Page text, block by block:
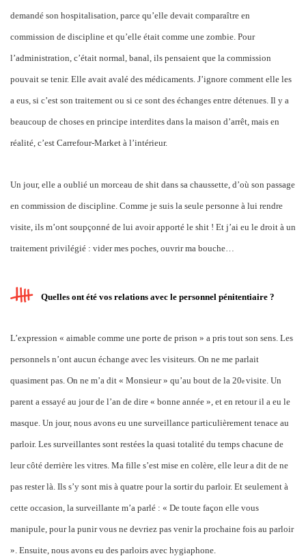
demandé son hospitalisation, parce qu’elle devait comparaître en
commission de discipline et qu’elle était comme une zombie. Pour
l’administration, c’était normal, banal, ils pensaient que la commission
pouvait se tenir. Elle avait avalé des médicaments. J’ignore comment elle les
a eus, si c’est son traitement ou si ce sont des échanges entre détenues. Il y a
beaucoup de choses en principe interdites dans la maison d’arrêt, mais en
réalité, c’est Carrefour-Market à l’intérieur.
Un jour, elle a oublié un morceau de shit dans sa chaussette, d’où son passage
en commission de discipline. Comme je suis la seule personne à lui rendre
visite, ils m’ont soupçonné de lui avoir apporté le shit ! Et j’ai eu le droit à un
traitement privilégié : vider mes poches, ouvrir ma bouche…
Quelles ont été vos relations avec le personnel pénitentiaire ?
L’expression « aimable comme une porte de prison » a pris tout son sens. Les
personnels n’ont aucun échange avec les visiteurs. On ne me parlait
quasiment pas. On ne m’a dit « Monsieur » qu’au bout de la 20e visite. Un
parent a essayé au jour de l’an de dire « bonne année », et en retour il a eu le
masque. Un jour, nous avons eu une surveillance particulièrement tenace au
parloir. Les surveillantes sont restées la quasi totalité du temps chacune de
leur côté derrière les vitres. Ma fille s’est mise en colère, elle leur a dit de ne
pas rester là. Ils s’y sont mis à quatre pour la sortir du parloir. Et seulement à
cette occasion, la surveillante m’a parlé : « De toute façon elle vous
manipule, pour la punir vous ne devriez pas venir la prochaine fois au parloir
». Ensuite, nous avons eu des parloirs avec hygiaphone.